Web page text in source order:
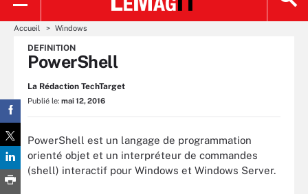
Accueil Windows
DEFINITION
PowerShell
La Rédaction TechTarget
Publié le: mai 12, 2016
PowerShell est un langage de programmation
orienté objet et un interpréteur de commandes
(shell) interactif pour Windows et Windows Server.